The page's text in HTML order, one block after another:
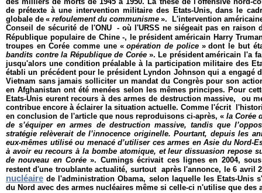
de prétexte à une intervention militaire des Etats-Unis, dans le
globale de « refoulement du communisme ».
L'intervention
Conseil de sécurité de l'ONU - où l'URSS ne siégeait pas en raison
République populaire de Chine -, le président américain Harry
troupes en Corée comme une « opération de police » dont le but
bandits contre la République de Corée ». Le président américain l'a
jusqu'alors une condition préalable à la participation militaire des
établi un précédent pour le président Lyndon Johnson qui a engagé
Vietnam sans jamais solliciter un mandat du Congrès pour son
en Afghanistan ont été menées selon les mêmes principes. Pour
Etats-Unis eurent recours à des armes de destruction massive, ou
contribue encore à éclairer la situation actuelle. Comme l'écrit
en conclusion de l'article que nous reproduisons ci-après, « la Corée
de s’équiper en armes de destruction massive, tandis que
stratégie relèverait de l’innocence originelle. Pourtant, depuis les
eux-mêmes utilisé ou menacé d’utiliser ces armes en Asie du Nord-
à avoir eu recours à la bombe atomique, et leur dissuasion repose
de nouveau en Corée ». Cumings écrivait ces lignes en 2004,
restent d'une troublante actualité, surtout après l'annonce, le 6 avril
nucléaire de l'administration Obama, selon laquelle les Etats-Unis
du Nord avec des armes nucléaires même si celle-ci n'utilise que des